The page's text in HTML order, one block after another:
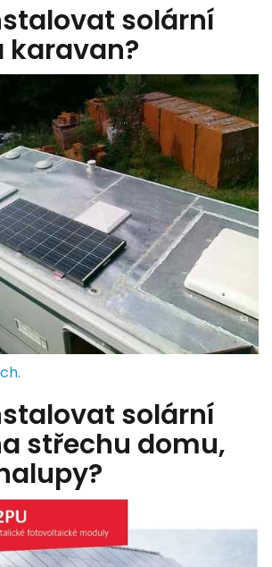
solární
karavan?
.
solární
střechu domu,